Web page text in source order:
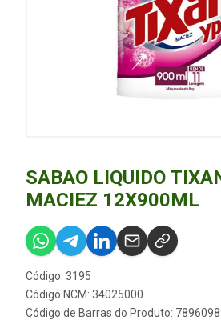
SABAO LIQUIDO
MACIEZ 12X900ML
Código: 3195
Código NCM: 34025000
Código de Barras do Produto: